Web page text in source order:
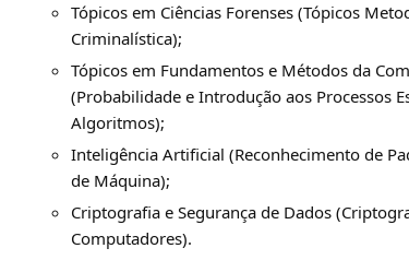
Tópicos em Ciências Forenses (Tópicos
Criminalística);
Tópicos em Fundamentos e Métodos da
(Probabilidade e Introdução aos Processos
Algoritmos);
Inteligência Artificial (Reconhecimento de
de Máquina);
Criptografia e Segurança de Dados
Computadores).